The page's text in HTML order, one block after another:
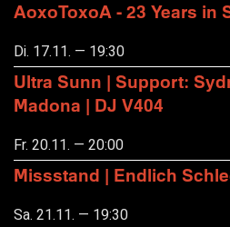
AoxoToxoA - 23 Years in
Di. 17.11. — 19:30
Ultra Sunn | Support:
Madona | DJ V404
Fr. 20.11. — 20:00
Missstand | Endlich
Sa. 21.11. — 19:30